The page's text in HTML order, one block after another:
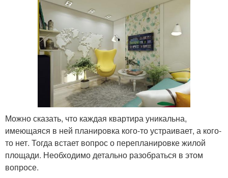
Можно сказать, что каждая квартира уникальна,
имеющаяся в ней планировка кого-то устраивает, а кого-
то нет. Тогда встает вопрос о перепланировке жилой
площади. Необходимо детально разобраться в этом
вопросе.